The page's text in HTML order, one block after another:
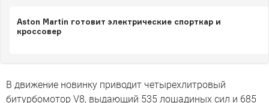
Aston Martin готовит электрические спорткар и
кроссовер
В движение новинку приводит четырехлитровый
битурбомотор V8, выдающий 535 лошадиных сил и 685